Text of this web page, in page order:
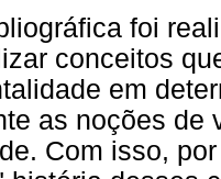
foi
conceitos
em
as noções de
Com isso,